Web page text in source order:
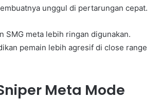
unggul di pertarungan cepat.
SMG meta lebih ringan digunakan.
pemain lebih agresif di close range
Meta Mode